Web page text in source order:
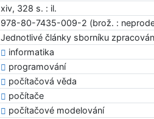
xiv, 328 s. : il.
978-80-7435-009-2 (brož. :
Jednotlivé články sborníku
informatika
programování
počítačová věda
počítače
počítačové modelování